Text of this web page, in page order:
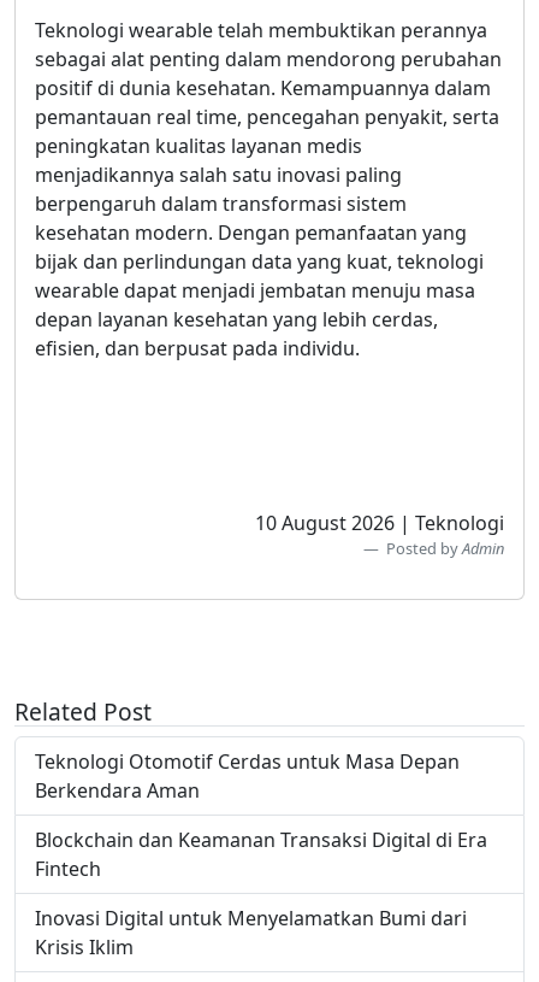
Teknologi wearable telah membuktikan perannya
sebagai alat penting dalam mendorong perubahan
positif di dunia kesehatan. Kemampuannya dalam
pemantauan real time, pencegahan penyakit, serta
peningkatan kualitas layanan medis
menjadikannya salah satu inovasi paling
berpengaruh dalam transformasi sistem
kesehatan modern. Dengan pemanfaatan yang
bijak dan perlindungan data yang kuat, teknologi
wearable dapat menjadi jembatan menuju masa
depan layanan kesehatan yang lebih cerdas,
efisien, dan berpusat pada individu.
10 August 2026 | Teknologi
Posted byAdmin
Related Post
Teknologi Otomotif Cerdas untuk Masa Depan
Berkendara Aman
Blockchain dan Keamanan Transaksi Digital di Era
Fintech
Inovasi Digital untuk Menyelamatkan Bumi dari
Krisis Iklim